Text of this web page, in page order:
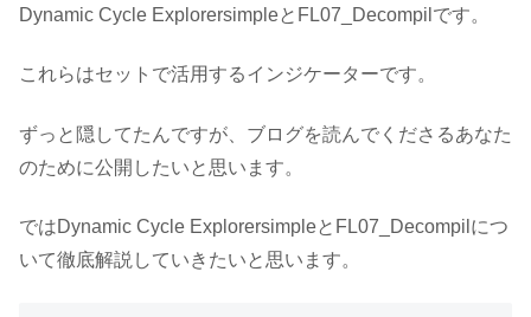
Dynamic Cycle ExplorersimpleとFL07_Decompilです。
これらはセットで活用するインジケーターです。
ずっと隠してたんですが、ブログを読んでくださるあなた
のために公開したいと思います。
ではDynamic Cycle ExplorersimpleとFL07_Decompilにつ
いて徹底解説していきたいと思います。